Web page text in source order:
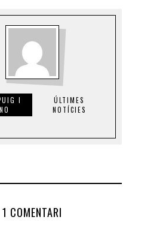
I
ÚLTIMES
NOTÍCIES
1 COMENTARI